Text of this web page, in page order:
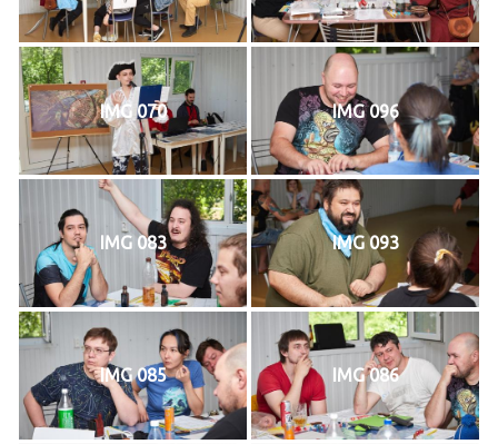
IMG 070 IMG 096
IMG 083 IMG 093
IMG 085 IMG 086